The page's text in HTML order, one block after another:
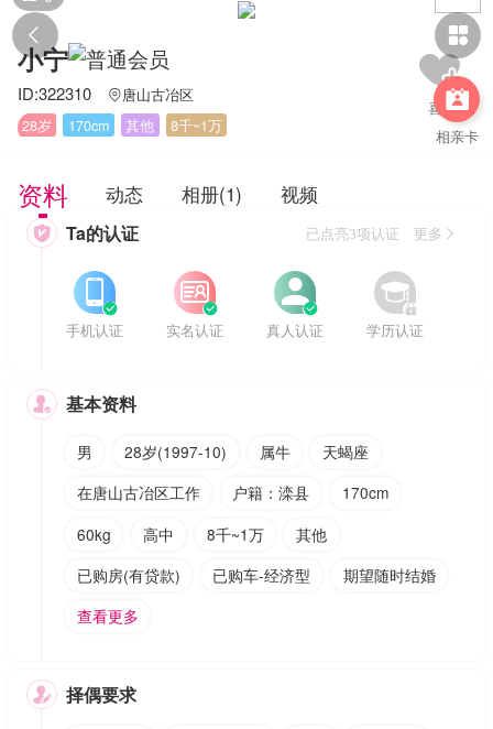
 

相亲卡
小宁
ID:322310 唐山古冶区
28岁
170cm 其他 8千~1万
资料 动态 相册(1) 视频
 Ta的认证 已点亮3项认证 更多


手机认证


实名认证


真人认证


学历认证
 基本资料
男 28岁(1997-10) 属牛
天蝎座
在唐山古冶区工作
户籍：滦县
170cm
60kg
高中 8千~1万
其他
已购房(有贷款)
已购车-经济型
期望随时结婚
查看更多
 择偶要求